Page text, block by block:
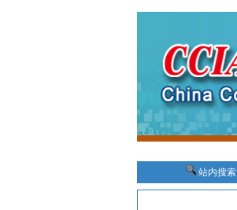
站内搜索